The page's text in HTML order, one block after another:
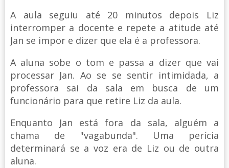
A aula seguiu até 20 minutos depois Liz
interromper a docente e repete a atitude até
Jan se impor e dizer que ela é a professora.
A aluna sobe o tom e passa a dizer que vai
processar Jan. Ao se se sentir intimidada, a
professora sai da sala em busca de um
funcionário para que retire Liz da aula.
Enquanto Jan está fora da sala, alguém a
chama de "vagabunda". Uma perícia
determinará se a voz era de Liz ou de outra
aluna.